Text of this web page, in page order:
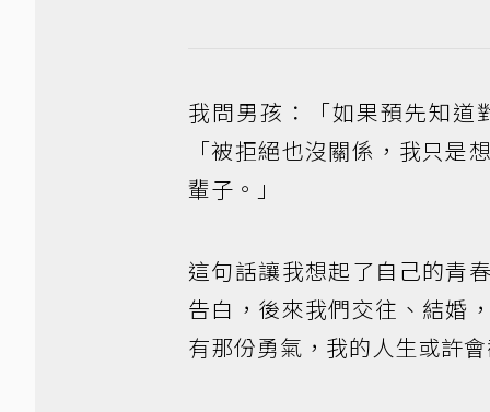
我問男孩：「如果預先知
「被拒絕也沒關係，我只
輩子。」
這句話讓我想起了自己的青
告白，後來我們交往、結婚
有那份勇氣，我的人生或許